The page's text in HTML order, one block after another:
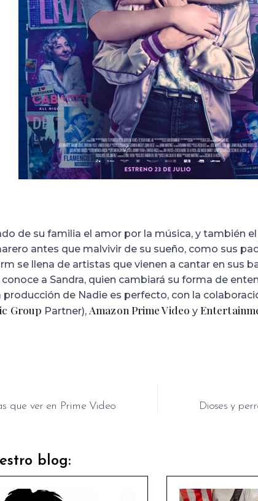
de su familia el amor por la música, y también
antes que malvivir de su sueño, como sus
se llena de artistas que vienen a cantar en sus
a Sandra, quien cambiará su forma de
producción de Nadie es perfecto, con la
Group Partner),Amazon Prime Video y
que ver en Prime Video Dioses y
blog: